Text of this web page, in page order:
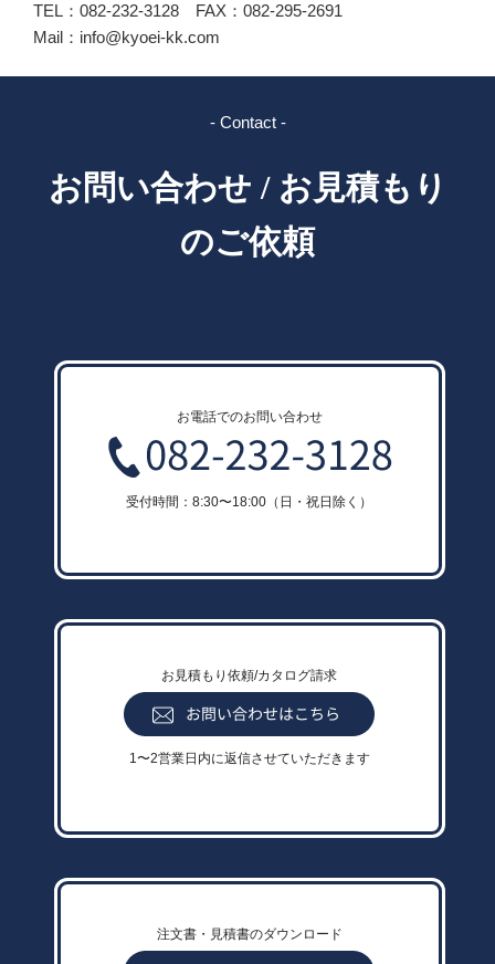
TEL：082-232-3128 FAX：082-295-2691
Mail：info@kyoei-kk.com
- Contact -
お問い合わせ / お見積もり
のご依頼
お電話でのお問い合わせ
受付時間：8:30〜18:00（日・祝日除く）
お見積もり依頼/カタログ請求
1〜2営業日内に返信させていただきます
注文書・見積書のダウンロード